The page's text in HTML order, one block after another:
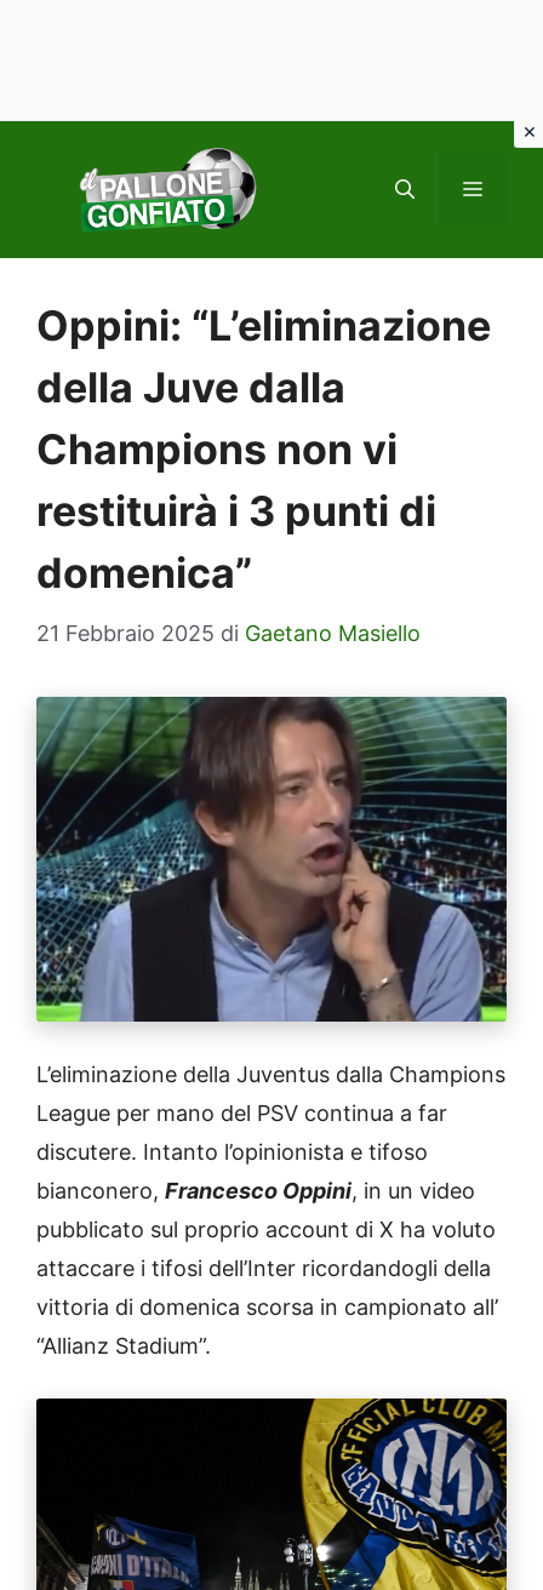
contenuto
MENU
Oppini: “L’eliminazione
della Juve dalla
Champions non vi
restituirà i 3 punti di
domenica”
21 Febbraio 2025 di Gaetano Masiello
L’eliminazione della Juventus dalla Champions
League per mano del PSV continua a far
discutere. Intanto l’opinionista e tifoso
bianconero, Francesco Oppini, in un video
pubblicato sul proprio account di X ha voluto
attaccare i tifosi dell’Inter ricordandogli della
vittoria di domenica scorsa in campionato all’
“Allianz Stadium”.